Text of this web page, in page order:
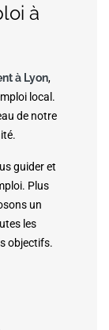
à
à Lyon,
local.
de notre
guider et
Plus
un
les
objectifs.